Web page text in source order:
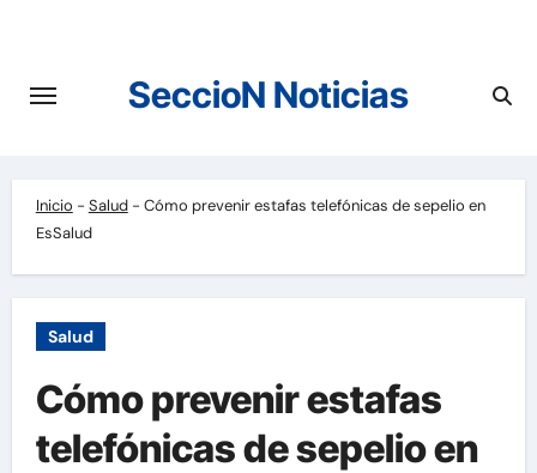
contenido
SeccioN Noticias
Inicio - Salud- Cómo prevenir estafas telefónicas de sepelio en
EsSalud
Salud
Cómo prevenir estafas
telefónicas de sepelio en